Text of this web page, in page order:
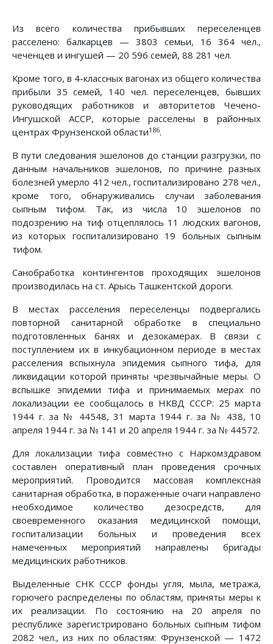
Из всего количества прибывших переселенцев
расселено: балкарцев — 3803 семьи, 16 364 чел.,
чеченцев и ингушей — 20 596 семей, 88 281 чел.
Кроме того, в 4-классных вагонах из общего количества
прибыли 35 семей, 140 чел. переселенцев, бывших
руководящих работников и авторитетов Чечено-
Ингушской АССР, которые расселены в районных
центрах Фрунзенской области186.
В пути следования эшелонов до станции разгрузки, по
данным начальников эшелонов, по причине разных
болезней умерло 412 чел., госпитализировано 278 чел.,
кроме того, обнаруживались случаи заболевания
сыпным тифом. Так, из числа 10 эшелонов по
подозрению на тиф отцеплялось 11 людских вагонов,
из которых госпитализировано 19 больных сыпным
тифом.
Санобработка контингентов проходящих эшелонов
производилась на ст. Арысь Ташкентской дороги.
В местах расселения переселенцы подвергались
повторной санитарной обработке в специально
подготовленных банях и дезокамерах. В связи с
поступлением их в инкубационном периоде в местах
расселения вспыхнула эпидемия сыпного тифа, для
ликвидации которой приняты чрезвычайные меры. О
вспышке эпидемии тифа и принимаемых мерах по
локализации ее сообщалось в НКВД СССР: 25 марта
1944 г. за № 44548, 31 марта 1944 г. за № 438, 10
апреля 1944 г. за № 141 и 20 апреля 1944 г. за № 44572.
Для локализации тифа совместно с Наркомздравом
составлен оперативный план проведения срочных
мероприятий. Проводится массовая комплексная
санитарная обработка, в пораженные очаги направлено
необходимое количество дезосредств, для
своевременного оказания медицинской помощи,
госпитализации больных и проведения всех
намеченных мероприятий направлены бригады
медицинских работников.
Выделенные СНК СССР фонды угля, мыла, метража,
горючего распределены по областям, приняты меры к
их реализации. По состоянию на 20 апреля по
республике зарегистрировано больных сыпным тифом
2082 чел., из них по областям: Фрунзенской — 1472